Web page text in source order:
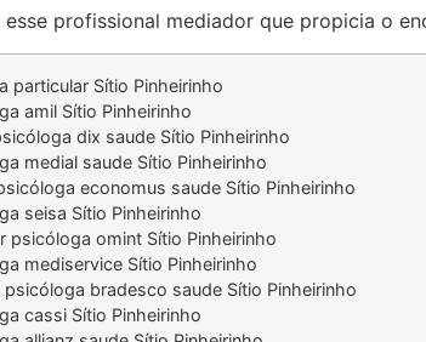
profissional mediador que propicia o
particular Sítio Pinheirinho
amil Sítio Pinheirinho
dix saude Sítio Pinheirinho
medial saude Sítio Pinheirinho
economus saude Sítio Pinheirinho
seisa Sítio Pinheirinho
psicóloga omint Sítio Pinheirinho
mediservice Sítio Pinheirinho
psicóloga bradesco saude Sítio Pinheirinho
cassi Sítio Pinheirinho